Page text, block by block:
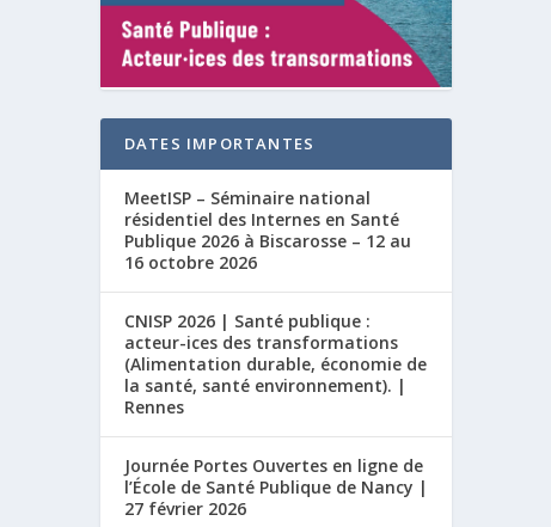
DATES IMPORTANTES
MeetISP – Séminaire national
résidentiel des Internes en Santé
Publique 2026 à Biscarosse – 12 au
16 octobre 2026
CNISP 2026 | Santé publique :
acteur-ices des transformations
(Alimentation durable, économie de
la santé, santé environnement). |
Rennes
Journée Portes Ouvertes en ligne de
l’École de Santé Publique de Nancy |
27 février 2026